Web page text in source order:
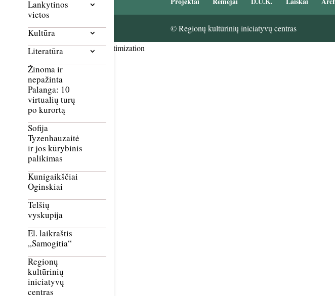
Lankytinos
vietos
Kultūra
Literatūra
Žinoma ir
nepažinta
Palanga: 10
virtualių turų
po kurortą
Sofija
Tyzenhauzaitė
ir jos kūrybinis
palikimas
Kunigaikščiai
Oginskiai
Telšių
vyskupija
El. laikraštis
„Samogitia“
Regionų
kultūrinių
iniciatyvų
centras
© Regionų kultūrinių iniciatyvų centras
Smush Image Compression and Optimization